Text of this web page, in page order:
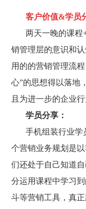
客户价值&学员
两天一晚的课程
销管理层的意识和
用的的营销管理流
心”的思想得以落地
且为进一步的企业
学员分享：
手机组装行业学
个营销业务规划是
们还处于自己知道
分运用课程中学习
斗等营销工具，真